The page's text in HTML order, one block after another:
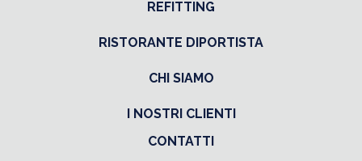
REFITTING
RISTORANTE DIPORTISTA
CHI SIAMO
I NOSTRI CLIENTI
CONTATTI